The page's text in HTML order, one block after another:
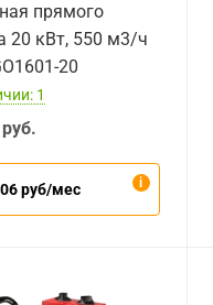
прямого
20 кВт, 550 м3/ч
20
1
руб.
руб/мес